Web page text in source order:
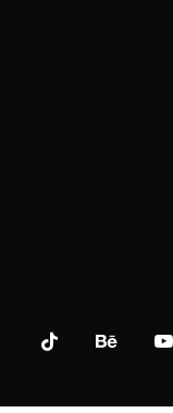
YouTube
Behance
Tiktok